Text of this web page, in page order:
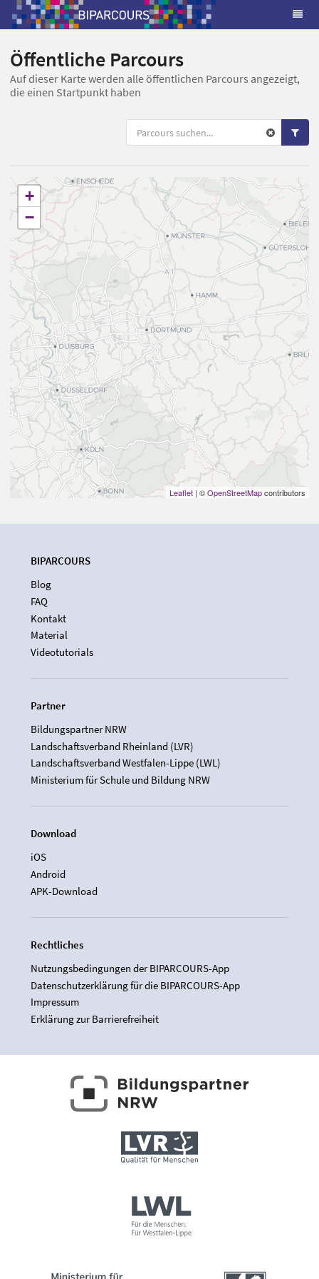
Öffentliche Parcours
Auf dieser Karte werden alle öffentlichen Parcours angezeigt,
die einen Startpunkt haben
+
−
Leaflet | ©OpenStreetMapcontributors
BIPARCOURS
Blog
FAQ
Kontakt
Material
Videotutorials
Partner
Bildungspartner NRW
Landschaftsverband Rheinland (LVR)
Landschaftsverband Westfalen-Lippe (LWL)
Ministerium für Schule und Bildung NRW
Download
iOS
Android
APK-Download
Rechtliches
Nutzungsbedingungen der BIPARCOURS-App
Datenschutzerklärung für die BIPARCOURS-App
Impressum
Erklärung zur Barrierefreiheit